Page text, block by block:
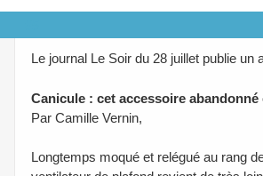
Le journal Le Soir du 28 juillet publie
Canicule : cet accessoire
Par Camille Vernin,
Longtemps moqué et relégué au rang